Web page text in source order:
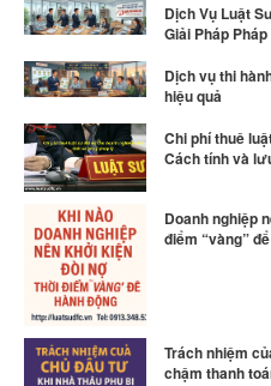
Dịch Vụ Luật
Giải Pháp
Dịch vụ thi
hiệu quả
Chi phí thuê
Cách tính và
Doanh nghiệp
điểm “vàng”
Trách nhiệm
chậm thanh